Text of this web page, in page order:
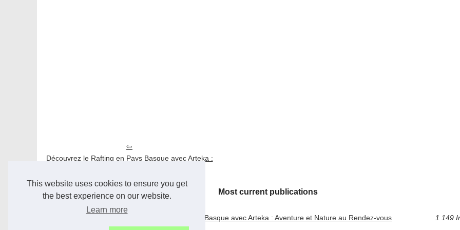
This website uses cookies to ensure you get
the best experience on our website.
Learn more
Découvrez le Rafting en Pays Basque avec Arteka :
Most current publications
Découvrez le Rafting en Pays Basque avec Arteka : Aventure et Nature au Rendez-vous 1 149